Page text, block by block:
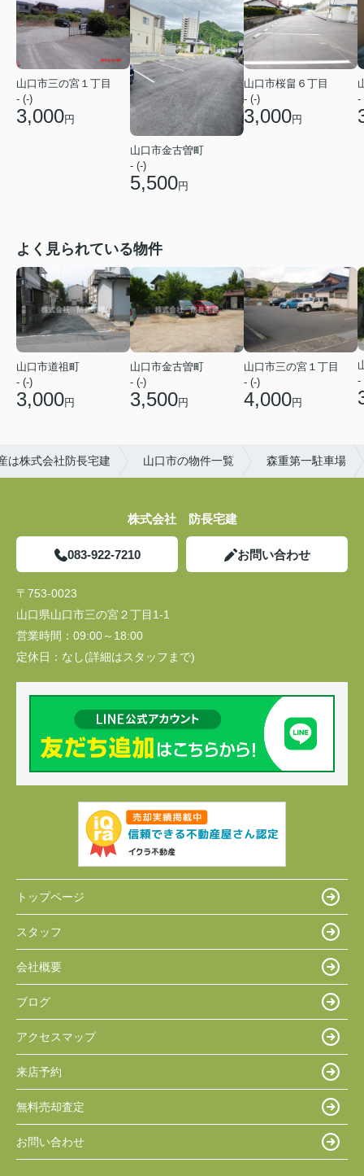
山口市三の宮１丁目
- (-)
3,000円
山口市金古曽町
- (-)
5,500円
山口市桜畠６丁目
- (-)
3,000円
-
よく見られている物件
山口市道祖町
- (-)
3,000円
山口市金古曽町
- (-)
3,500円
山口市三の宮１丁目
- (-)
4,000円
-
は株式会社防長宅建 山口市の物件一覧 森重第一駐車場
株式会社 防長宅建
083-922-7210 お問い合わせ
〒753-0023
山口県山口市三の宮２丁目1-1
営業時間： 09:00～18:00
定休日： なし(詳細はスタッフまで)
トップページ
スタッフ
会社概要
ブログ
アクセスマップ
来店予約
無料売却査定
お問い合わせ